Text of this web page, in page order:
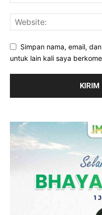
Simpan nama, email,
untuk lain kali saya